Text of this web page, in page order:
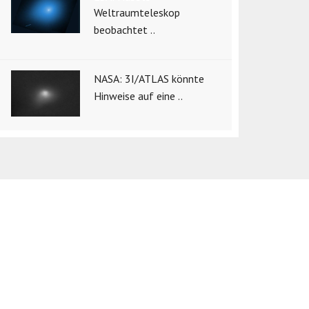
Weltraumteleskop
beobachtet ..
NASA: 3I/ATLAS könnte
Hinweise auf eine ..